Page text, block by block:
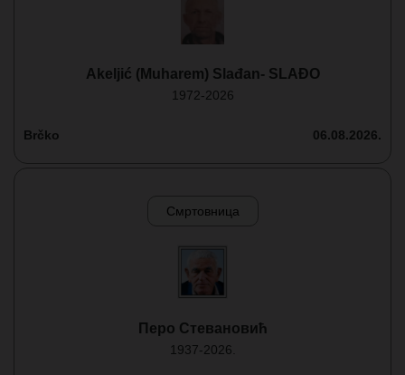
Akeljić (Muharem) Slađan- SLAĐO
1972-2026
Brčko 06.08.2026.
Смртовница
Перо Стевановић
1937-2026.